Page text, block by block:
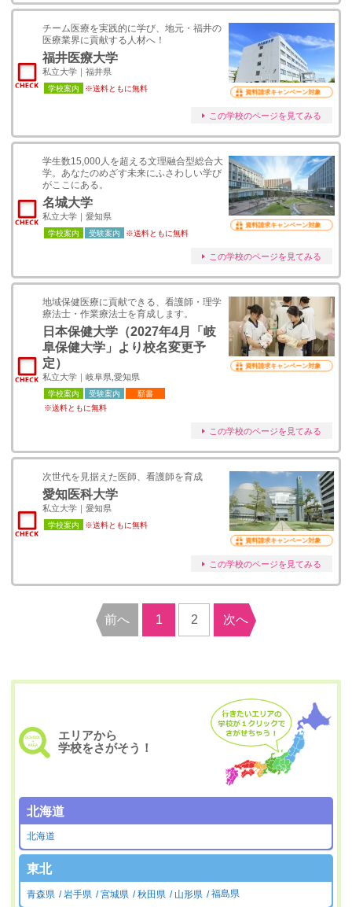
チーム医療を実践的に学び、地元・福井の
医療業界に貢献する人材へ！
福井医療大学
私立大学｜福井県
学校案内 ※送料ともに無料 資料請求キャンペーン対象
この学校のページを見てみる
学生数15,000人を超える文理融合型総合大
学。あなたのめざす未来にふさわしい学び
がここにある。
名城大学
私立大学｜愛知県
学校案内 受験案内 ※送料ともに無料
資料請求キャンペーン対象
この学校のページを見てみる
地域保健医療に貢献できる、看護師・理学
療法士・作業療法士を育成します。
日本保健大学（2027年4月「岐
阜保健大学」より校名変更予
定）
私立大学｜岐阜県,愛知県
学校案内 受験案内
願書
※送料ともに無料
資料請求キャンペーン対象
この学校のページを見てみる
次世代を見据えた医師、看護師を育成
愛知医科大学
私立大学｜愛知県
学校案内 ※送料ともに無料
資料請求キャンペーン対象
この学校のページを見てみる
前へ 1 2 次へ
エリアから
学校をさがそう！
北海道
北海道
東北
青森県 岩手県 宮城県 秋田県 山形県 福島県